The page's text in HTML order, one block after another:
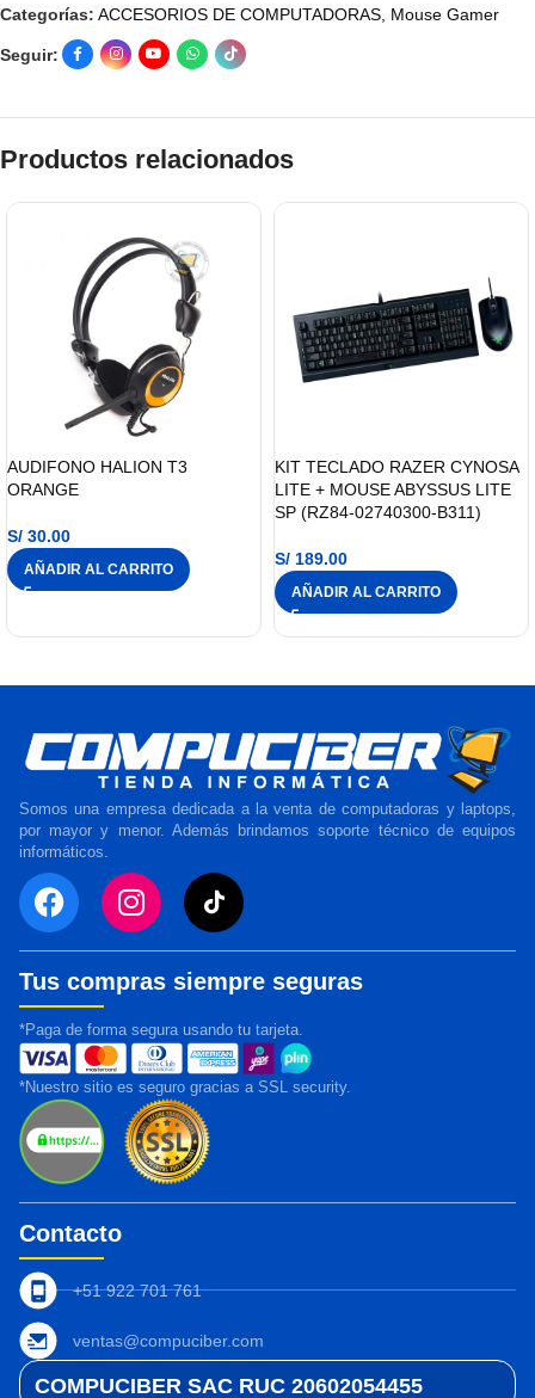
Categorías: ACCESORIOS DE COMPUTADORAS, Mouse Gamer
Seguir:
Productos relacionados
AUDIFONO HALION T3
ORANGE
S/ 30.00
AÑADIR AL CARRITO
KIT TECLADO RAZER CYNOSA
LITE + MOUSE ABYSSUS LITE
SP (RZ84-02740300-B311)
S/ 189.00
AÑADIR AL CARRITO
Somos una empresa dedicada a la venta de computadoras y laptops,
por mayor y menor. Además brindamos soporte técnico de equipos
informáticos.
Tus compras siempre seguras
*Paga de forma segura usando tu tarjeta.
*Nuestro sitio es seguro gracias a SSL security.
Contacto
+51 922 701 761
ventas@compuciber.com
COMPUCIBER SAC RUC 20602054455